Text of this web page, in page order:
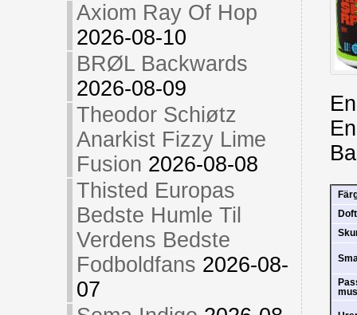
Axiom Ray Of Hop
2026-08-10
BRØL Backwards
2026-08-09
Theodor Schiøtz
Anarkist Fizzy Lime
Fusion 2026-08-08
Thisted Europas
Bedste Humle Til
Verdens Bedste
Fodboldfans 2026-08-
07
Doft